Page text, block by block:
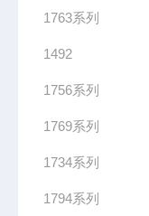
1763系列
1492
1756系列
1769系列
1734系列
1794系列